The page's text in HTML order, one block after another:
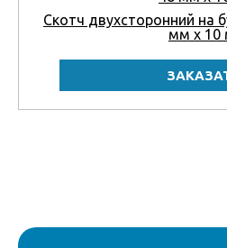
Скотч двухсторонний на
мм x 10